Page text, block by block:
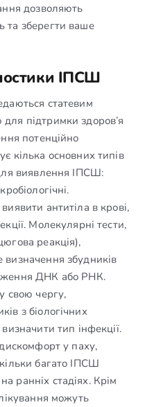
дозволяють
та зберегти ваше
ІПСШ
статевим
підтримки здоров’я
потенційно
кілька основних типів
виявлення ІПСШ:
антитіла в крові,
Молекулярні тести,
реакція),
збудників
ДНК або РНК.
свою чергу,
з біологічних
тип інфекції.
у паху,
багато ІПСШ
ранніх стадіях. Крім
можуть